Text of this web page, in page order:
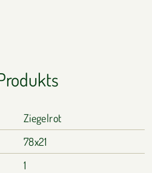
Ziegelrot
78x21
1